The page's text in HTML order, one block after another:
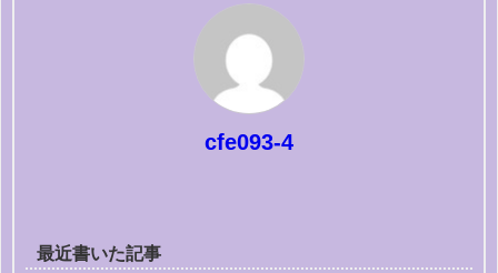
cfe093-4
最近書いた記事
ske48/ske48.stars.ne.jp/public_html/wp-